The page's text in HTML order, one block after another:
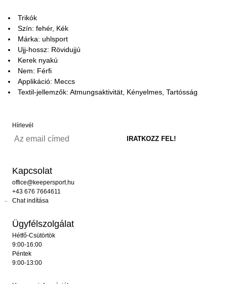
Trikók
Szín: fehér, Kék
Márka: uhlsport
Ujj-hossz: Rövidujjú
Kerek nyakú
Nem: Férfi
Applikáció: Meccs
Textil-jellemzők: Atmungsaktivität, Kényelmes, Tartósság
Hírlevél
Kapcsolat
office@keepersport.hu
+43 676 7664611
Chat indítása
Ügyfélszolgálat
Hétfő-Csütörtök
9:00-16:00
Péntek
9:00-13:00